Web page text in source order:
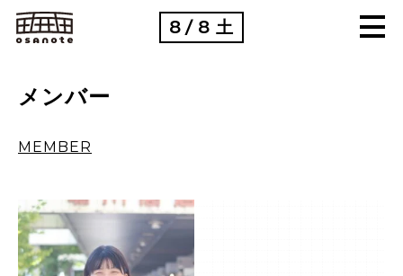
8 / 8 土
メンバー
MEMBER